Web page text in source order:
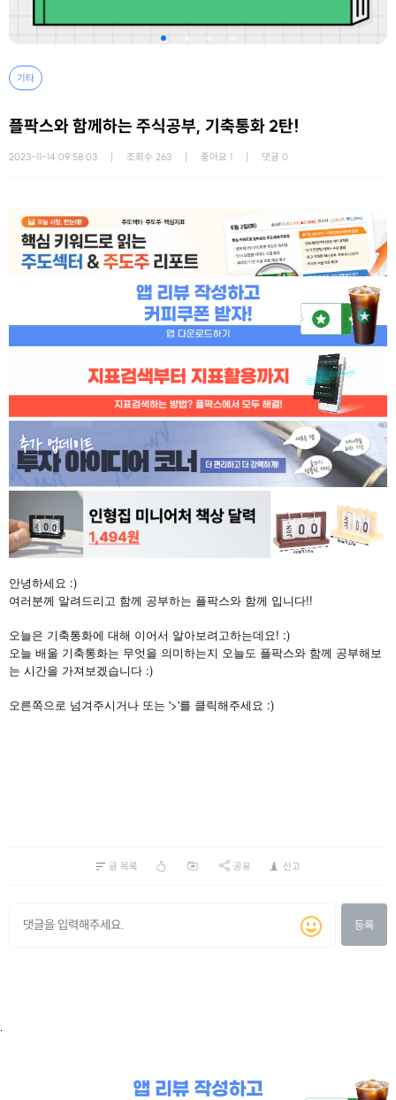
기타
플팍스와 함께하는 주식공부, 기축통화 2탄!
2023-11-14 09:58:03 조회수 263 좋아요 1 댓글 0
안녕하세요 :)
여러분께 알려드리고 함께 공부하는 플팍스와 함께 입니다!!
오늘은 기축통화에 대해 이어서 알아보려고하는데요! :)
오늘 배울 기축통화는 무엇을 의미하는지 오늘도 플팍스와 함께 공부해보
는 시간을 가져보겠습니다 :)
오른쪽으로 넘겨주시거나 또는 '>'를 클릭해주세요 :)
글 목록 공유 신고
등록
.